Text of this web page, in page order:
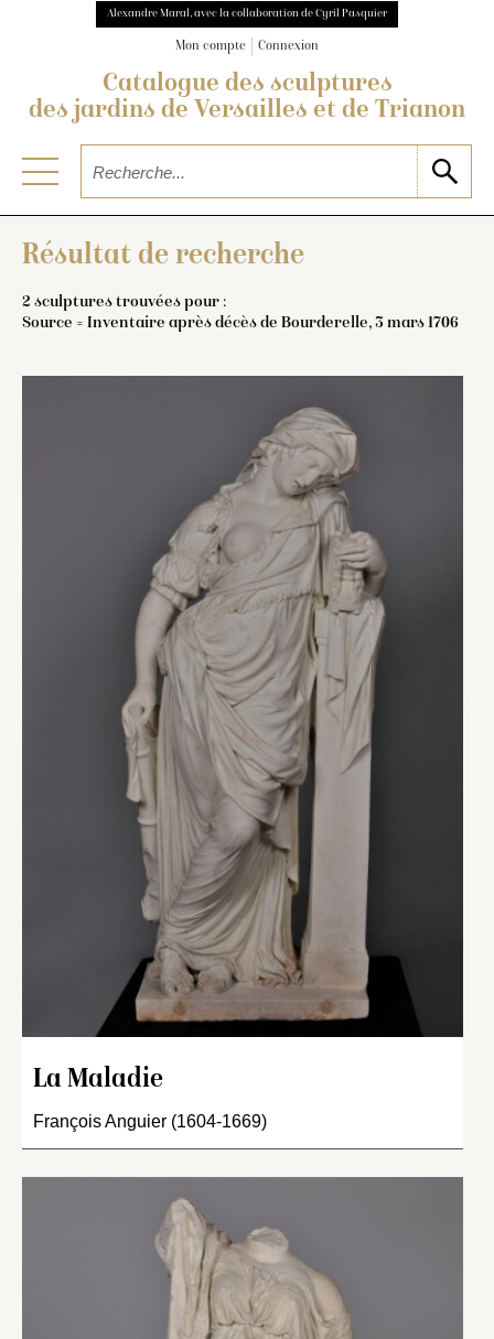
Alexandre Maral, avec la collaboration de Cyril Pasquier
Mon compte Connexion
Catalogue des sculptures
des jardins de Versailles et de Trianon
Résultat de recherche
2 sculptures trouvées pour :
Source = Inventaire après décès de Bourderelle, 3 mars 1706
La Maladie
François Anguier (1604-1669)